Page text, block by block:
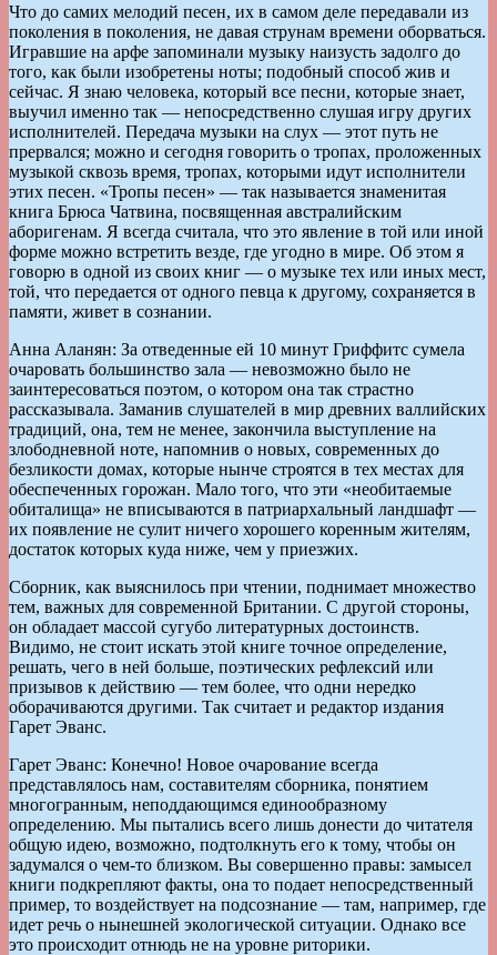
Что до самих мелодий песен, их в самом деле передавали из
поколения в поколения, не давая струнам времени оборваться.
Игравшие на арфе запоминали музыку наизусть задолго до
того, как были изобретены ноты; подобный способ жив и
сейчас. Я знаю человека, который все песни, которые знает,
выучил именно так — непосредственно слушая игру других
исполнителей. Передача музыки на слух — этот путь не
прервался; можно и сегодня говорить о тропах, проложенных
музыкой сквозь время, тропах, которыми идут исполнители
этих песен. «Тропы песен» — так называется знаменитая
книга Брюса Чатвина, посвященная австралийским
аборигенам. Я всегда считала, что это явление в той или иной
форме можно встретить везде, где угодно в мире. Об этом я
говорю в одной из своих книг — о музыке тех или иных мест,
той, что передается от одного певца к другому, сохраняется в
памяти, живет в сознании.
Анна Аланян: За отведенные ей 10 минут Гриффитс сумела
очаровать большинство зала — невозможно было не
заинтересоваться поэтом, о котором она так страстно
рассказывала. Заманив слушателей в мир древних валлийских
традиций, она, тем не менее, закончила выступление на
злободневной ноте, напомнив о новых, современных до
безликости домах, которые нынче строятся в тех местах для
обеспеченных горожан. Мало того, что эти «необитаемые
обиталища» не вписываются в патриархальный ландшафт —
их появление не сулит ничего хорошего коренным жителям,
достаток которых куда ниже, чем у приезжих.
Сборник, как выяснилось при чтении, поднимает множество
тем, важных для современной Британии. С другой стороны,
он обладает массой сугубо литературных достоинств.
Видимо, не стоит искать этой книге точное определение,
решать, чего в ней больше, поэтических рефлексий или
призывов к действию — тем более, что одни нередко
оборачиваются другими. Так считает и редактор издания
Гарет Эванс.
Гарет Эванс: Конечно! Новое очарование всегда
представлялось нам, составителям сборника, понятием
многогранным, неподдающимся единообразному
определению. Мы пытались всего лишь донести до читателя
общую идею, возможно, подтолкнуть его к тому, чтобы он
задумался о чем-то близком. Вы совершенно правы: замысел
книги подкрепляют факты, она то подает непосредственный
пример, то воздействует на подсознание — там, например, где
идет речь о нынешней экологической ситуации. Однако все
это происходит отнюдь не на уровне риторики.